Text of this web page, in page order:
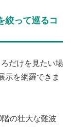
絞って巡るコ
だけを見たい場
示を網羅できま
の壮大な難波